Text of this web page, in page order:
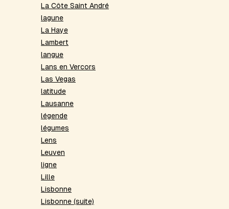
La Côte Saint André
lagune
La Haye
Lambert
langue
Lans en Vercors
Las Vegas
latitude
Lausanne
légende
légumes
Lens
Leuven
ligne
Lille
Lisbonne
Lisbonne (suite)